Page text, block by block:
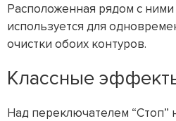
Расположенная рядом с ними
используется для
очистки обоих контуров.
Классные
Над переключателем “Стоп”